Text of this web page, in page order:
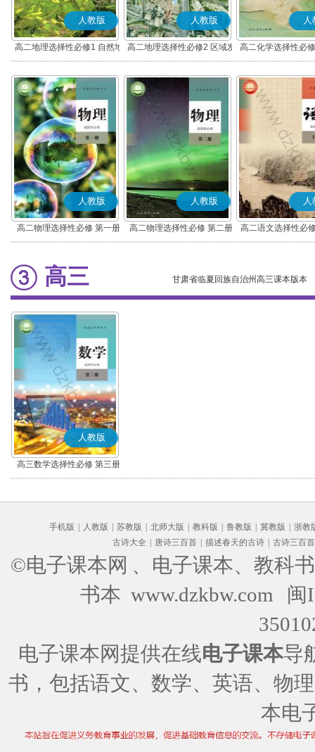
人教版
高二地理选择性必修1 自然地
理基础
人教版
高二地理选择性必修2 区域发
展
人
高二化学选择性必
应原理
人教版
高二物理选择性必修 第一册
人教版
高二物理选择性必修 第二册
人
高二语文选择性必
编版)
高三 甘肃省临夏回族自治州高三课本版本
人教版
高三数学选择性必修 第三册
(A版)
手机版 人教版 苏教版 北师大版 教科版 鲁教版 冀教版
浙教
古诗大全
唐诗三百首 描述春天的古诗 古诗三百首
©电子课本网 、电子课本、教科
书本 www.dzkbw.com
闽
电子课本网提供在线电子课本导
书，包括语文、数学、英语、物
本电